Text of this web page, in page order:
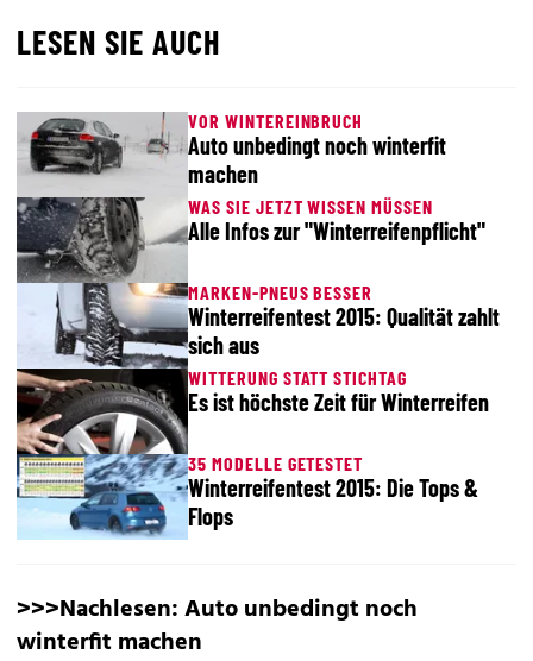
LESEN SIE AUCH
VOR WINTEREINBRUCH
Auto unbedingt noch winterfit
machen
WAS SIE JETZT WISSEN MÜSSEN
Alle Infos zur "Winterreifenpflicht"
MARKEN-PNEUS BESSER
Winterreifentest 2015: Qualität zahlt
sich aus
WITTERUNG STATT STICHTAG
Es ist höchste Zeit für Winterreifen
35 MODELLE GETESTET
Winterreifentest 2015: Die Tops &
Flops
>>>Nachlesen:Auto unbedingt noch
winterfit machen